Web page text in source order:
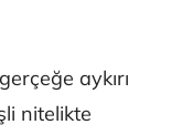
aykırı
nitelikte